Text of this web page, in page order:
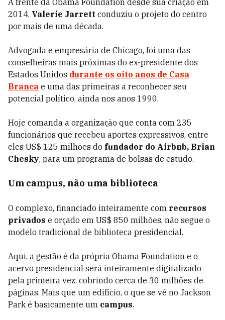
À frente da Obama Foundation desde sua criação em
2014, Valerie Jarrett conduziu o projeto do centro
por mais de uma década.
Advogada e empresária de Chicago, foi uma das
conselheiras mais próximas do ex-presidente dos
Estados Unidos durante os oito anos de Casa
Branca e uma das primeiras a reconhecer seu
potencial político, ainda nos anos 1990.
Hoje comanda a organização que conta com 235
funcionários que recebeu aportes expressivos, entre
eles US$ 125 milhões do fundador do Airbnb, Brian
Chesky, para um programa de bolsas de estudo.
Um campus, não uma biblioteca
O complexo, financiado inteiramente com recursos
privados e orçado em US$ 850 milhões, não segue o
modelo tradicional de biblioteca presidencial.
Aqui, a gestão é da própria Obama Foundation e o
acervo presidencial será inteiramente digitalizado
pela primeira vez, cobrindo cerca de 30 milhões de
páginas. Mais que um edifício, o que se vê no Jackson
Park é basicamente um campus.